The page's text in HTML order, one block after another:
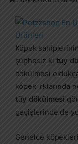
e
t
a
g
ö
d
Köpek
şüphesiz ki tüy
dökülmesi
köpek ırklarında
tüy dökülmesi
geçişlerinde de
Genelde